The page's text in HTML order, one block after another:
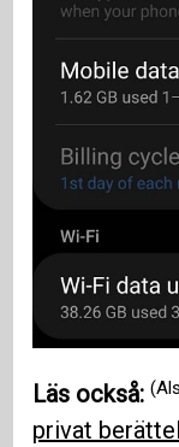
Läs också:
privat